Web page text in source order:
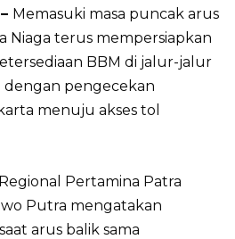
Memasuki masa puncak arus
Niaga terus mempersiapkan
BBM di jalur-jalur
dengan pengecekan
menuju akses tol
Pertamina Patra
Putra mengatakan
arus balik sama